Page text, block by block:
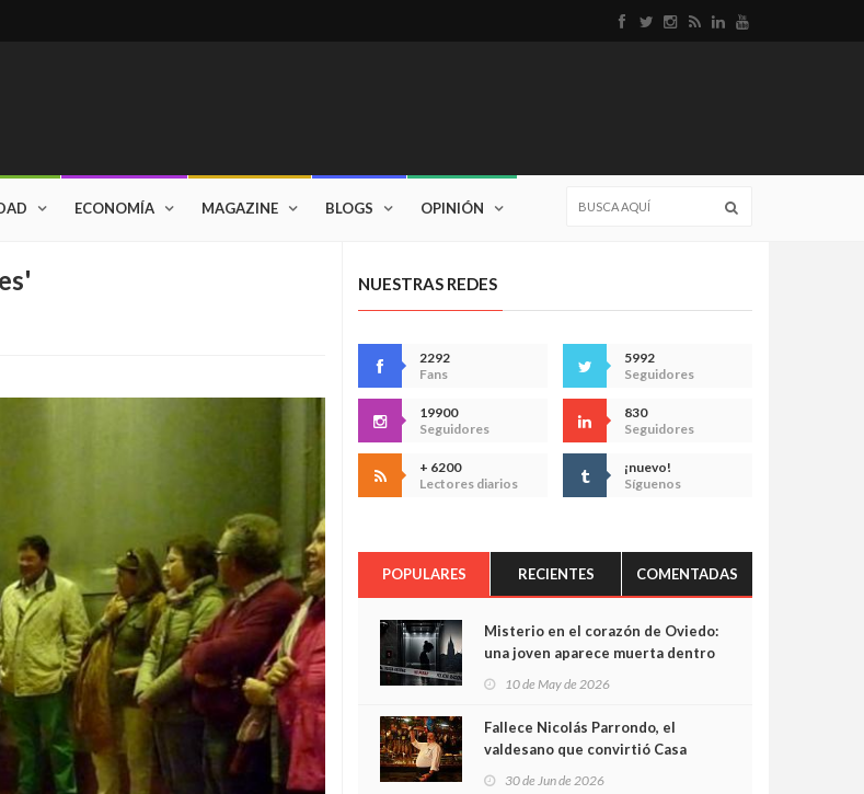
ECONOMÍA MAGAZINE BLOGS OPINIÓN
NUESTRAS REDES
2292
Fans
5992
Seguidores
19900
Seguidores
830
Seguidores
+ 6200
Lectores diarios
¡nuevo!
Síguenos
POPULARES RECIENTES COMENTADAS
Misterio en el corazón de Oviedo:
una joven aparece muerta dentro
cámaras captan sus últimos
minutos
10 de May de 2026
Fallece Nicolás Parrondo, el
valdesano que convirtió Casa
30 de Jun de 2026